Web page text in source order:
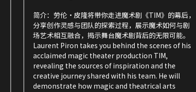
简介： 劳伦·皮隆将带你走进魔术剧《TIM》的幕后，
分享创作灵感与团队的探索过程，展示魔术如何与剧
场艺术相互融合，揭示舞台魔术剧背后的无限可能。
Laurent Piron takes you behind the scenes of his
acclaimed magic theater production TIM,
revealing the sources of inspiration and the
creative journey shared with his team. He will
demonstrate how magic and theatrical arts